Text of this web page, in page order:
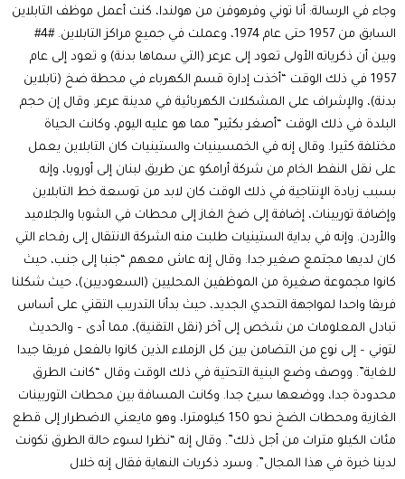
وجاء في الرسالة: أنا توني وفرهوفن من هولندا، كنت أعمل موظف التابلاين
السابق من 1957 حتى عام 1974، وعملت في جميع مراكز التابلاين. #4#
وبين أن ذكرياته الأولى تعود إلى عرعر (التي سماها بدنة) و تعود إلى عام
1957 في ذلك الوقت “أخذت إدارة قسم الكهرباء في محطة ضخ (تابلاين
بدنة)، والإشراف على المشكلات الكهربائية في مدينة عرعر. وقال إن حجم
البلدة في ذلك الوقت “أصغر بكثير” مما هو عليه اليوم، وكانت الحياة
مختلفة كثيرا. وقال إنه في الخمسينيات والستينيات كان التابلاين يعمل
على نقل النفط الخام من شركة أرامكو عن طريق لبنان إلى أوروبا، وإنه
بسبب زيادة الإنتاجية في ذلك الوقت كان لابد من توسعة خط التابلاين
وإضافة توربينات، إضافة إلى ضخ الغاز إلى محطات في الشوبا والجلاميد
والأردن. وإنه في بداية الستينيات طلبت منه الشركة الانتقال إلى رفحاء التي
كان لديها مجتمع صغير جدا. وقال إنه عاش معهم “جنبا إلى جنب، حيث
كانوا مجموعة صغيرة من الموظفين المحليين (السعوديين)، حيث شكلنا
فريقا واحدا لمواجهة التحدي الجديد، حيث بدأنا التدريب التقني على أساس
تبادل المعلومات من شخص إلى آخر (نقل التقنية)، مما أدى – والحديث
لتوني – إلى نوع من التضامن بين كل الزملاء الذين كانوا بالفعل فريقا جيدا
للغاية”. ووصف وضع البنية التحتية في ذلك الوقت وقال “كانت الطرق
محدودة جدا، ووضعها سيئ جدا. وكانت المسافة بين محطات التوربينات
الغازية ومحطات الضخ نحو 150 كيلومترا، وهو مايعني الاضطرار إلى قطع
مئات الكيلو مترات من أجل ذلك”. وقال إنه “نظرا لسوء حالة الطرق تكونت
لدينا خبرة في هذا المجال”. وسرد ذكريات النهاية فقال إنه خلال